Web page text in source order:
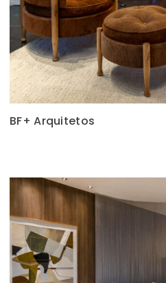
BF+ Arquitetos